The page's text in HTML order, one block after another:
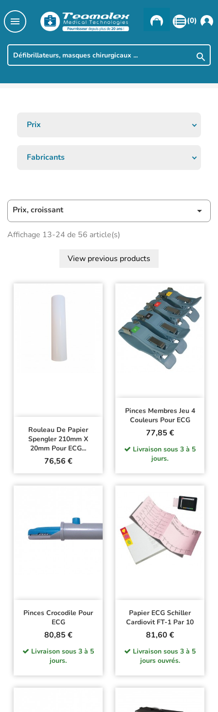
 (0)

Prix
Fabricants
Prix, croissant 
Affichage 13-24 de 56 article(s)
View previous products
Rouleau De Papier
Spengler 210mm X
20mm Pour ECG...
Prix
76,56 €
Pinces Membres Jeu 4
Couleurs Pour ECG
Prix
77,85 €
Livraison sous 3 à 5
jours.
Pinces Crocodile Pour
ECG
Prix
80,85 €
Livraison sous 3 à 5
jours.
Papier ECG Schiller
Cardiovit FT-1 Par 10
Prix
81,60 €
Livraison sous 3 à 5
jours ouvrés.